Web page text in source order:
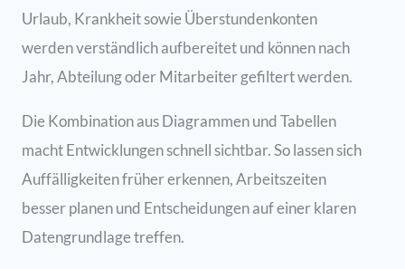
Urlaub, Krankheit sowie Überstundenkonten
werden verständlich aufbereitet und können nach
Jahr, Abteilung oder Mitarbeiter gefiltert werden.
Die Kombination aus Diagrammen und Tabellen
macht Entwicklungen schnell sichtbar. So lassen sich
Auffälligkeiten früher erkennen, Arbeitszeiten
besser planen und Entscheidungen auf einer klaren
Datengrundlage treffen.